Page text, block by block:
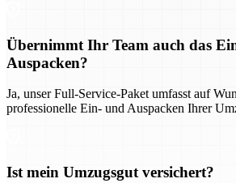
Übernimmt Ihr Team auch das
Auspacken?
Ja, unser Full-Service-Paket umfasst auf
professionelle Ein- und Auspacken Ihrer
Ist mein Umzugsgut versichert?